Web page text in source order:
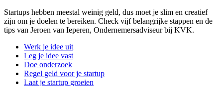
Startups hebben meestal weinig geld, dus moet je slim en creatief
zijn om je doelen te bereiken. Check vijf belangrijke stappen en de
tips van Jeroen van Ieperen, Ondernemersadviseur bij KVK.
Werk je idee uit
Leg je idee vast
Doe onderzoek
Regel geld voor je startup
Laat je startup groeien